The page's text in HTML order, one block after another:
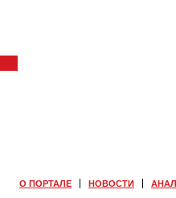
О ПОРТАЛЕ НОВОСТИ